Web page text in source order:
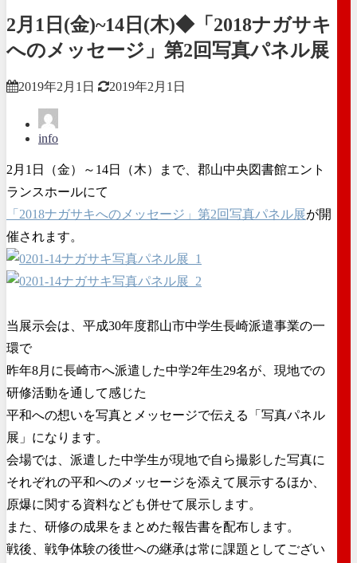
2月1日(金)~14日(木)◆「2018ナガサキ
へのメッセージ」第2回写真パネル展
2019年2月1日 2019年2月1日
info
2月1日（金）～14日（木）まで、郡山中央図書館エント
ランスホールにて
「2018ナガサキへのメッセージ」第2回写真パネル展が開
催されます。
当展示会は、平成30年度郡山市中学生長崎派遣事業の一
環で
昨年8月に長崎市へ派遣した中学2年生29名が、現地での
研修活動を通して感じた
平和への想いを写真とメッセージで伝える「写真パネル
展」になります。
会場では、派遣した中学生が現地で自ら撮影した写真に
それぞれの平和へのメッセージを添えて展示するほか、
原爆に関する資料なども併せて展示します。
また、研修の成果をまとめた報告書を配布します。
戦後、戦争体験の後世への継承は常に課題としてござい